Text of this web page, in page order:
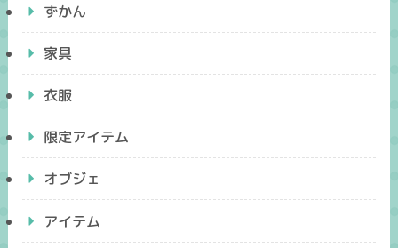
ずかん
家具
衣服
限定アイテム
オブジェ
アイテム